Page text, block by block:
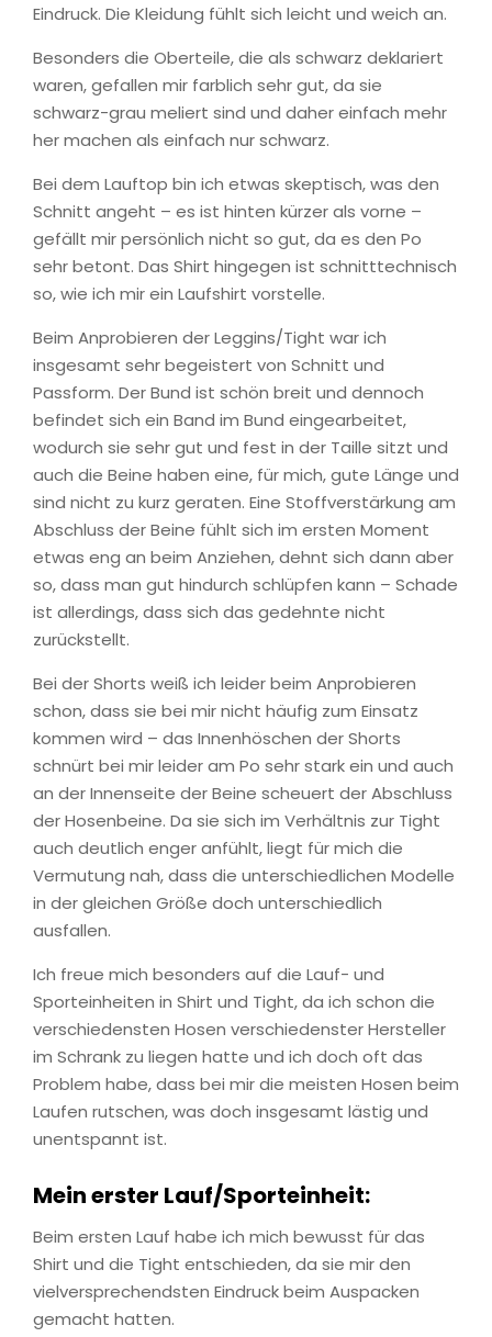
Eindruck. Die Kleidung fühlt sich leicht und weich an.
Besonders die Oberteile, die als schwarz deklariert
waren, gefallen mir farblich sehr gut, da sie
schwarz-grau meliert sind und daher einfach mehr
her machen als einfach nur schwarz.
Bei dem Lauftop bin ich etwas skeptisch, was den
Schnitt angeht – es ist hinten kürzer als vorne –
gefällt mir persönlich nicht so gut, da es den Po
sehr betont. Das Shirt hingegen ist schnitttechnisch
so, wie ich mir ein Laufshirt vorstelle.
Beim Anprobieren der Leggins/Tight war ich
insgesamt sehr begeistert von Schnitt und
Passform. Der Bund ist schön breit und dennoch
befindet sich ein Band im Bund eingearbeitet,
wodurch sie sehr gut und fest in der Taille sitzt und
auch die Beine haben eine, für mich, gute Länge und
sind nicht zu kurz geraten. Eine Stoffverstärkung am
Abschluss der Beine fühlt sich im ersten Moment
etwas eng an beim Anziehen, dehnt sich dann aber
so, dass man gut hindurch schlüpfen kann – Schade
ist allerdings, dass sich das gedehnte nicht
zurückstellt.
Bei der Shorts weiß ich leider beim Anprobieren
schon, dass sie bei mir nicht häufig zum Einsatz
kommen wird – das Innenhöschen der Shorts
schnürt bei mir leider am Po sehr stark ein und auch
an der Innenseite der Beine scheuert der Abschluss
der Hosenbeine. Da sie sich im Verhältnis zur Tight
auch deutlich enger anfühlt, liegt für mich die
Vermutung nah, dass die unterschiedlichen Modelle
in der gleichen Größe doch unterschiedlich
ausfallen.
Ich freue mich besonders auf die Lauf- und
Sporteinheiten in Shirt und Tight, da ich schon die
verschiedensten Hosen verschiedenster Hersteller
im Schrank zu liegen hatte und ich doch oft das
Problem habe, dass bei mir die meisten Hosen beim
Laufen rutschen, was doch insgesamt lästig und
unentspannt ist.
Mein erster Lauf/Sporteinheit:
Beim ersten Lauf habe ich mich bewusst für das
Shirt und die Tight entschieden, da sie mir den
vielversprechendsten Eindruck beim Auspacken
gemacht hatten.